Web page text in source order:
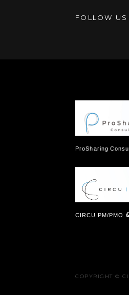
FOLLOW US
ProSharing
CIRCU PM/PMO
COPYRIGHT ©